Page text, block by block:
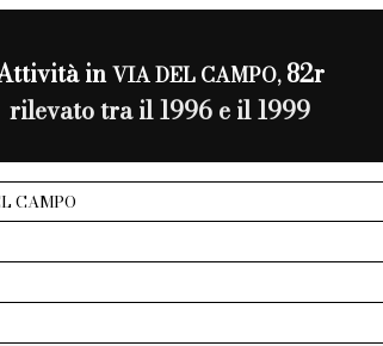
inVIA DEL CAMPO,82r
rilevato tra il 1996 e il 1999
CAMPO